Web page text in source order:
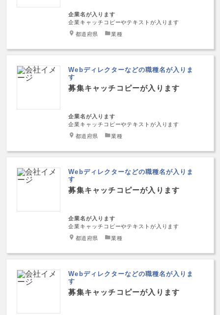
企業名が入ります
企業キャッチコピーやテキストが入ります
都道府県 業種
Webディレクターなどの職種名が入りま
す
募集キャッチコピーが入ります
企業名が入ります
企業キャッチコピーやテキストが入ります
都道府県 業種
Webディレクターなどの職種名が入りま
す
募集キャッチコピーが入ります
企業名が入ります
企業キャッチコピーやテキストが入ります
都道府県 業種
Webディレクターなどの職種名が入りま
す
募集キャッチコピーが入ります